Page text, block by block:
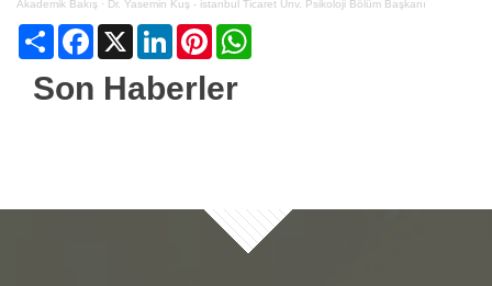
Akademik Bakış · Dr. Yasemin Kuş - istanbul Ticaret Ünv. Psikoloji Bölüm Başkanı
Share Facebook
X LinkedInPinterest
Son Haberler